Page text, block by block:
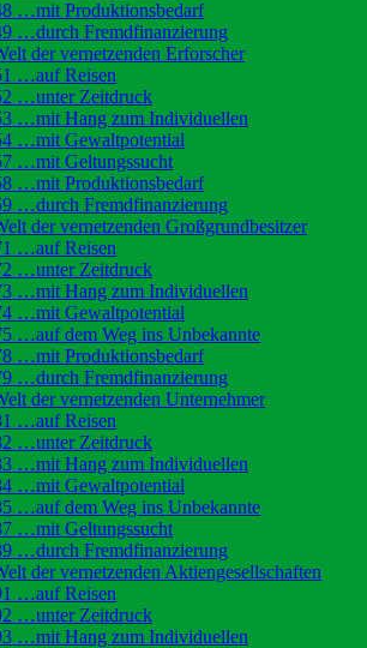
…mit Produktionsbedarf
…durch Fremdfinanzierung
der vernetzenden Erforscher
…auf Reisen
…unter Zeitdruck
…mit Hang zum Individuellen
…mit Gewaltpotential
…mit Geltungssucht
…mit Produktionsbedarf
…durch Fremdfinanzierung
der vernetzenden Großgrundbesitzer
…auf Reisen
…unter Zeitdruck
…mit Hang zum Individuellen
…mit Gewaltpotential
…auf dem Weg ins Unbekannte
…mit Produktionsbedarf
…durch Fremdfinanzierung
der vernetzenden Unternehmer
…auf Reisen
…unter Zeitdruck
…mit Hang zum Individuellen
…mit Gewaltpotential
…auf dem Weg ins Unbekannte
…mit Geltungssucht
…durch Fremdfinanzierung
der vernetzenden Aktiengesellschaften
…auf Reisen
…unter Zeitdruck
…mit Hang zum Individuellen